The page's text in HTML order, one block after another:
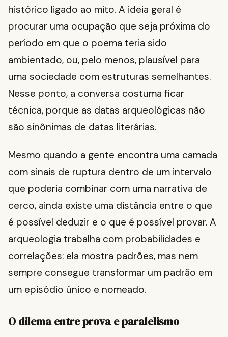
histórico ligado ao mito. A ideia geral é
procurar uma ocupação que seja próxima do
período em que o poema teria sido
ambientado, ou, pelo menos, plausível para
uma sociedade com estruturas semelhantes.
Nesse ponto, a conversa costuma ficar
técnica, porque as datas arqueológicas não
são sinônimas de datas literárias.
Mesmo quando a gente encontra uma camada
com sinais de ruptura dentro de um intervalo
que poderia combinar com uma narrativa de
cerco, ainda existe uma distância entre o que
é possível deduzir e o que é possível provar. A
arqueologia trabalha com probabilidades e
correlações: ela mostra padrões, mas nem
sempre consegue transformar um padrão em
um episódio único e nomeado.
O dilema entre prova e paralelismo